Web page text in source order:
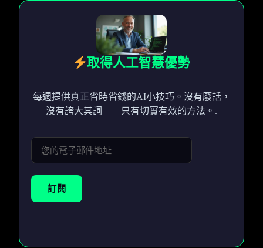
取得人工智慧優勢
每週提供真正省時省錢的AI小技巧。沒有廢話，
沒有誇大其詞——只有切實有效的方法。.
訂閱